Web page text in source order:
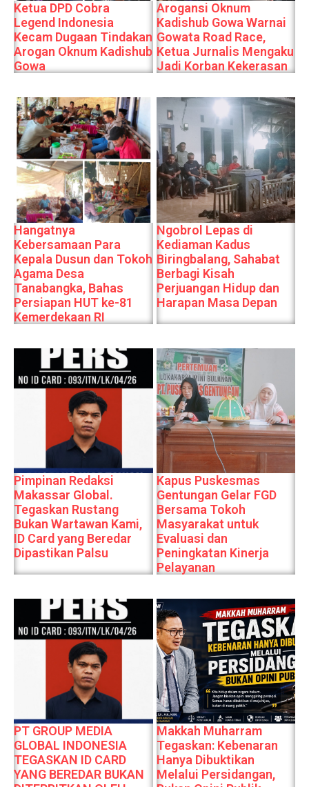
Ketua DPD Cobra
Legend Indonesia
Kecam Dugaan Tindakan
Arogan Oknum Kadishub
Gowa
Arogansi Oknum
Kadishub Gowa Warnai
Gowata Road Race,
Ketua Jurnalis Mengaku
Jadi Korban Kekerasan
Hangatnya
Kebersamaan Para
Kepala Dusun dan Tokoh
Agama Desa
Tanabangka, Bahas
Persiapan HUT ke-81
Kemerdekaan RI
Ngobrol Lepas di
Kediaman Kadus
Biringbalang, Sahabat
Berbagi Kisah
Perjuangan Hidup dan
Harapan Masa Depan
Pimpinan Redaksi
Makassar Global.
Tegaskan Rustang
Bukan Wartawan Kami,
ID Card yang Beredar
Dipastikan Palsu
Kapus Puskesmas
Gentungan Gelar FGD
Bersama Tokoh
Masyarakat untuk
Evaluasi dan
Peningkatan Kinerja
Pelayanan
PT GROUP MEDIA
GLOBAL INDONESIA
TEGASKAN ID CARD
YANG BEREDAR BUKAN
Makkah Muharram
Tegaskan: Kebenaran
Hanya Dibuktikan
Melalui Persidangan,